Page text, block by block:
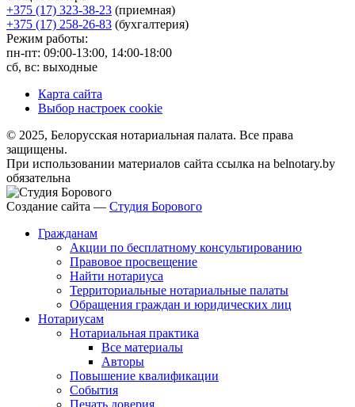
+375 (17) 323-38-23 (приемная)
+375 (17) 258-26-83 (бухгалтерия)
Режим работы:
пн-пт: 09:00-13:00, 14:00-18:00
сб, вс: выходные
Карта сайта
Выбор настроек cookie
© 2025, Белорусская нотариальная палата. Все права
защищены.
При использовании материалов сайта ссылка на belnotary.by
обязательна
Создание сайта — Студия Борового
Гражданам
Акции по бесплатному консультированию
Правовое просвещение
Найти нотариуса
Территориальные нотариальные палаты
Обращения граждан и юридических лиц
Нотариусам
Нотариальная практика
Все материалы
Авторы
Повышение квалификации
События